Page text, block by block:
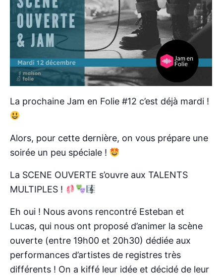
La prochaine Jam en Folie #12 c’est déjà mardi !
Alors, pour cette dernière, on vous prépare une
soirée un peu spéciale !
La SCENE OUVERTE s’ouvre aux TALENTS
MULTIPLES !
Eh oui ! Nous avons rencontré Esteban et
Lucas, qui nous ont proposé d’animer la scène
ouverte (entre 19h00 et 20h30) dédiée aux
performances d’artistes de registres très
différents ! On a kiffé leur idée et décidé de leur